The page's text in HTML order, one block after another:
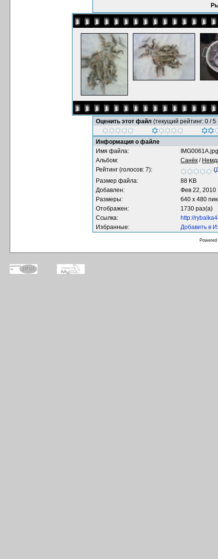
Оценить этот файл (текущий рейтинг: 0 / 5
Информация о файле
Имя файла:
IMG0061A.jpg
Альбом:
Санёк /
Рейтинг (голосов: 7):
(
Размер файла:
88 KB
Добавлен:
Фев 22, 2010
Размеры:
640 x 480
Отображен:
1730 раз(а)
Ссылка:
http://
Избранные:
Добавить в